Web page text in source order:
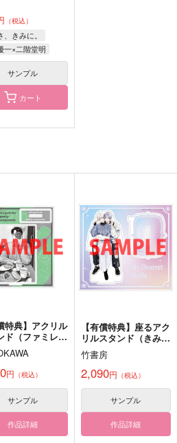
のまいにち、さ
のまいにち
もちもち
円（税込）
、もうすこし。
（税込）
ン×巴日和
スタートラインまであ
とすこし！
すぽっと
（税込）
オクジー×バデーニ
（税込）
、きみに。
一×二階堂明
サンプル
カート
特典】アクリル
ド（ファミレス
下（特装版・
））
円 （税込）
サンプル
作品詳細
【有償特典】座るアク
リルスタンド（きみは
最愛のステラ 上下）
竹書房
2,090円 （税込）
サンプル
作品詳細